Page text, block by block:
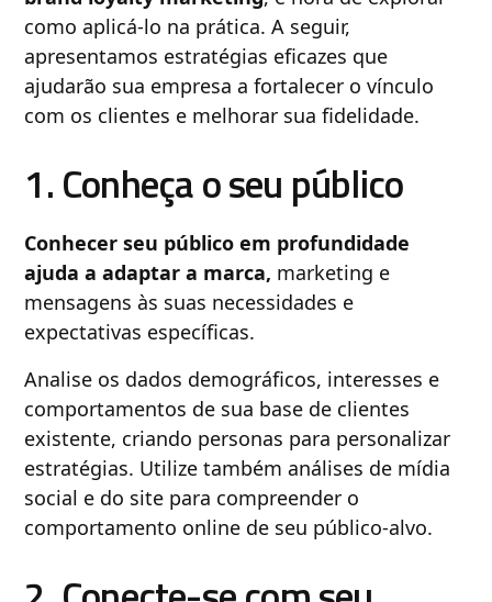
como aplicá-lo na prática. A seguir,
apresentamos estratégias eficazes que
ajudarão sua empresa a fortalecer o vínculo
com os clientes e melhorar sua fidelidade.
1. Conheça o seu público
Conhecer seu público em profundidade
ajuda a adaptar a marca, marketing e
mensagens às suas necessidades e
expectativas específicas.
Analise os dados demográficos, interesses e
comportamentos de sua base de clientes
existente, criando personas para personalizar
estratégias. Utilize também análises de mídia
social e do site para compreender o
comportamento online de seu público-alvo.